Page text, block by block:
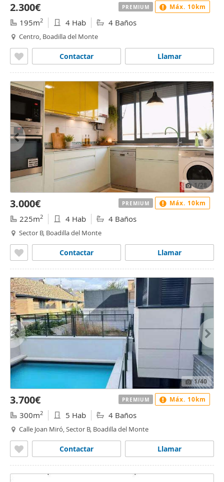
2.300€
195m2 4 Hab 4 Baños
Centro, Boadilla del Monte
Llamar
Contactar
PREMIUM Máx. 10km
1/28
3.000€
225m2 4 Hab 4 Baños
Sector B, Boadilla del Monte
Llamar
Contactar
PREMIUM Máx. 10km
1/40
3.700€
300m2 5 Hab 4 Baños
Calle Joan Miró, Sector B, Boadilla del Monte
Llamar
Contactar
PREMIUM Máx. 10km